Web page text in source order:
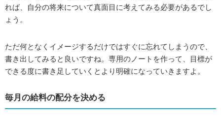
れば、自分の将来について真面目に考えてみる必要があるでし
ょう。
ただ何となくイメージするだけではすぐに忘れてしまうので、
書き出してみると良いですね。専用のノートを作って、目標が
できる度に書き足していくとより明確になっていきますよ。
毎月の給料の配分を決める